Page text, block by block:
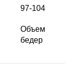
97-104
Объем
бедер